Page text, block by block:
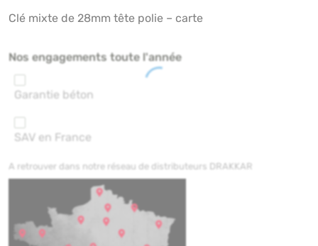
Clé mixte de 28mm tête polie – carte
Nos engagements toute l'année
Garantie béton
SAV en France
A retrouver dans notre réseau de distributeurs DRAKKAR